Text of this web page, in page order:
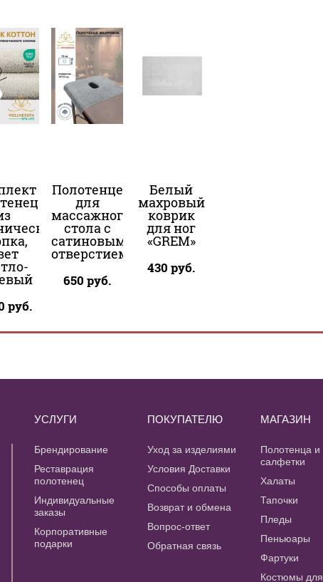
руб.
Полотенце
для
массажного
стола с
сатиновым
отверстием
650 руб.
Белый
махровый
коврик
для ног
«GREM»
430 руб.
УСЛУГИ
Брендирование
Реставрация
полотенец
Индивидуальные
заказы
Корпоративные
подарки
ПОКУПАТЕЛЮ
Уход за изделиями
Условия Доставки
Способы оплаты
Возврат и обмена
Вопрос-ответ
Обратная связь
МАГАЗИН
Полотенца и
салфетки
Халаты
Тапочки
Пледы
Пеньюары
Фартуки
Костюмы для